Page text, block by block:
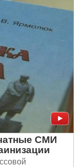
СМИ